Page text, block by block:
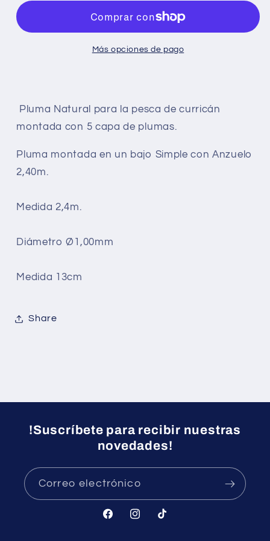
con
anzuelo
con
anzuelo
con
anzuelo
Blanca
PLUS
con
Amarilla
PLUS
con
simple
modelo
simple
Pluma
modelo
PLUS
Más opciones de pago
Pluma Natural para la pesca de curricán
montada con 5 capa de plumas.
Pluma montada en un bajo Simple con Anzuelo
2,40m.
Medida 2,4m.
Diámetro Ø1,00mm
Medida 13cm
Share
!Suscríbete para recibir nuestras
novedades!
Correo electrónico
FacebookInstagram
TikTok